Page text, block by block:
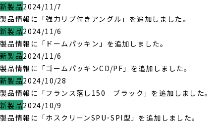
新製品2024/11/7
製品情報に「強力リブ付きアングル」を追加しました。
新製品2024/11/6
製品情報に「ドームパッキン」を追加しました。
新製品2024/11/6
製品情報に「ゴームパッキンCD/PF」を追加しました。
新製品2024/10/28
製品情報に「フランス落し150 ブラック」を追加しました。
新製品2024/10/9
製品情報に「ホスクリーンSPU･SPI型」を追加しました。